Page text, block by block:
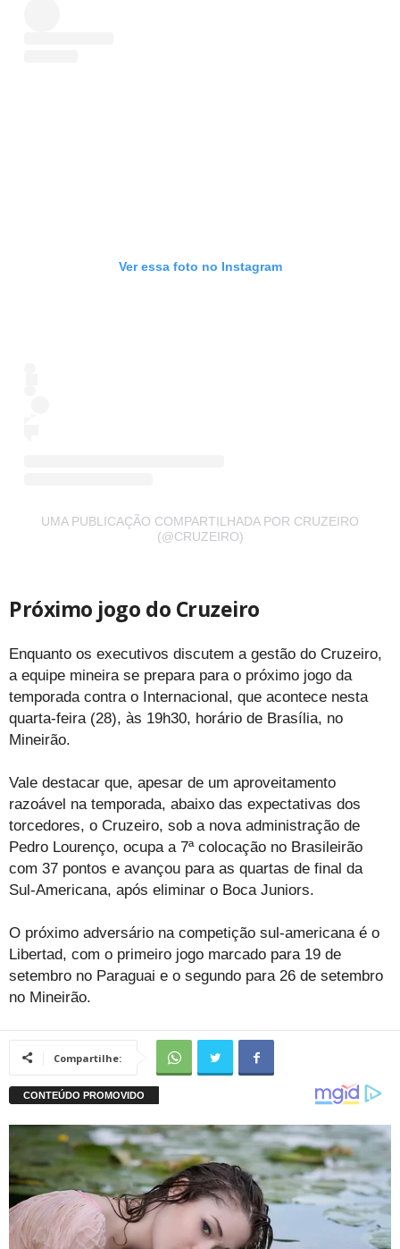
Ver essa foto no Instagram
UMA PUBLICAÇÃO COMPARTILHADA POR CRUZEIRO
(@CRUZEIRO)
Próximo jogo do Cruzeiro
Enquanto os executivos discutem a gestão do Cruzeiro,
a equipe mineira se prepara para o próximo jogo da
temporada contra o Internacional, que acontece nesta
quarta-feira (28), às 19h30, horário de Brasília, no
Mineirão.
Vale destacar que, apesar de um aproveitamento
razoável na temporada, abaixo das expectativas dos
torcedores, o Cruzeiro, sob a nova administração de
Pedro Lourenço, ocupa a 7ª colocação no Brasileirão
com 37 pontos e avançou para as quartas de final da
Sul-Americana, após eliminar o Boca Juniors.
O próximo adversário na competição sul-americana é o
Libertad, com o primeiro jogo marcado para 19 de
setembro no Paraguai e o segundo para 26 de setembro
no Mineirão.
Compartilhe: